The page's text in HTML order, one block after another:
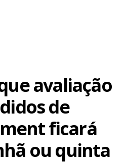
avaliação
de
ficará
ou quinta